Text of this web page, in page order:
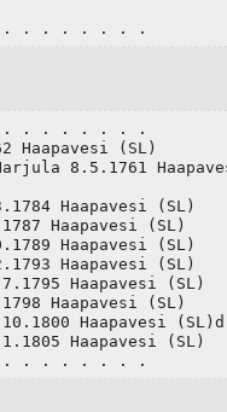
. . . . . . .
. . . . . . .
Haapavesi (SL)
8.5.1761
Haapavesi (SL)
Haapavesi (SL)
Haapavesi (SL)
Haapavesi (SL)
Haapavesi (SL)
Haapavesi (SL)
Haapavesi
Haapavesi (SL)
. . . . . . .